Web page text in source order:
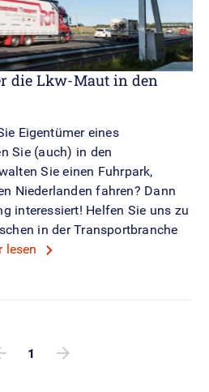
die Lkw-Maut in den
Eigentümer eines
Sie (auch) in den
Sie einen Fuhrpark,
Niederlanden fahren? Dann
interessiert! Helfen Sie uns zu
in der Transportbranche
lesen
1